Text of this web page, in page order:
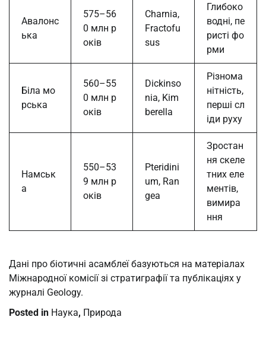
Авалонс
ька
575–56
0 млн р
оків
Charnia,
Fractofu
sus
Глибоко
водні, пе
ристі фо
рми
Біла мо
рська
560–55
0 млн р
оків
Dickinso
nia, Kim
berella
Різнома
нітність,
перші сл
іди руху
Намськ
а
550–53
9 млн р
оків
Pteridini
um, Ran
gea
Зростан
ня скеле
тних еле
ментів,
вимира
ння
Дані про біотичні асамблеї базуються на матеріалах
Міжнародної комісії зі стратиграфії та публікаціях у
журналі Geology.
Posted in Наука, Природа